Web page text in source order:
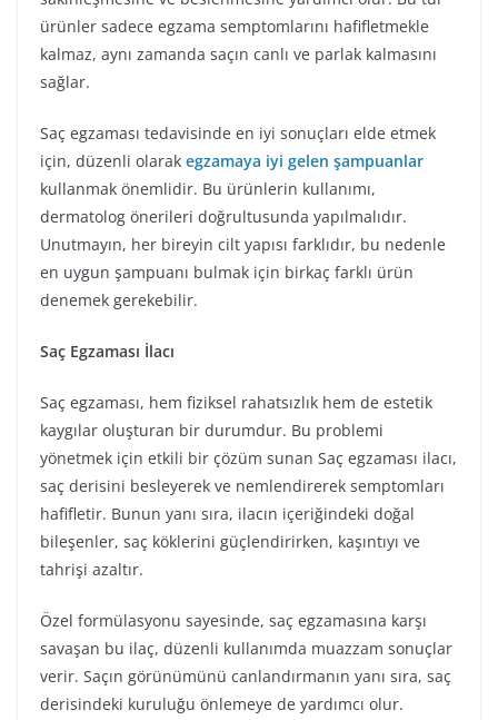
ürünler sadece egzama semptomlarını hafifletmekle
kalmaz, aynı zamanda saçın canlı ve parlak kalmasını
sağlar.
Saç egzaması tedavisinde en iyi sonuçları elde etmek
için, düzenli olarak egzamaya iyi gelen şampuanlar
kullanmak önemlidir. Bu ürünlerin kullanımı,
dermatolog önerileri doğrultusunda yapılmalıdır.
Unutmayın, her bireyin cilt yapısı farklıdır, bu nedenle
en uygun şampuanı bulmak için birkaç farklı ürün
denemek gerekebilir.
Saç Egzaması İlacı
Saç egzaması, hem fiziksel rahatsızlık hem de estetik
kaygılar oluşturan bir durumdur. Bu problemi
yönetmek için etkili bir çözüm sunan Saç egzaması ilacı,
saç derisini besleyerek ve nemlendirerek semptomları
hafifletir. Bunun yanı sıra, ilacın içeriğindeki doğal
bileşenler, saç köklerini güçlendirirken, kaşıntıyı ve
tahrişi azaltır.
Özel formülasyonu sayesinde, saç egzamasına karşı
savaşan bu ilaç, düzenli kullanımda muazzam sonuçlar
verir. Saçın görünümünü canlandırmanın yanı sıra, saç
derisindeki kuruluğu önlemeye de yardımcı olur.